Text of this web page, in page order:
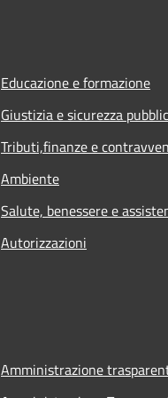
Educazione e formazione
Giustizia e sicurezza
Tributi,finanze e
Ambiente
Salute, benessere e
Autorizzazioni
Amministrazione